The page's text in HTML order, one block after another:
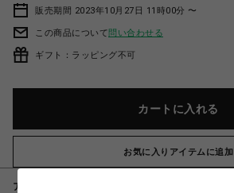
販売期間 2023年10月27日 11時00分 〜
この商品について問い合わせる
ギフト：ラッピング不可
カートに入れる
お気に入りアイテムに追加
アイテム説明 / 素材